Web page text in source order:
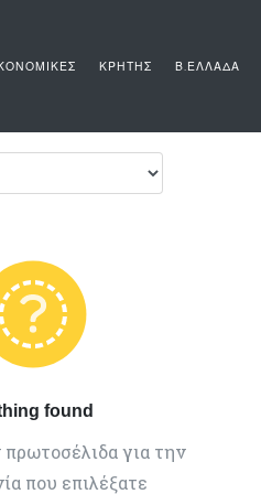
ΚΡΗΤΗΣ Β.ΕΛΛΑΔΑ
found
για την
που επιλέξατε